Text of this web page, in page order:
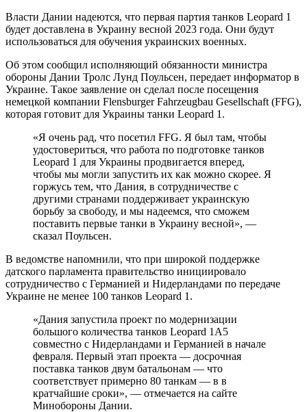
Власти Дании надеются, что первая партия танков Leopard 1
будет доставлена ​​в Украину весной 2023 года. Они будут
использоваться для обучения украинских военных.
Об этом сообщил исполняющий обязанности министра
обороны Дании Тролс Лунд Поульсен, передает информатор в
Украине. Такое заявление он сделал после посещения
немецкой компании Flensburger Fahrzeugbau Gesellschaft (FFG),
которая готовит для Украины танки Leopard 1.
«Я очень рад, что посетил FFG. Я был там, чтобы
удостовериться, что работа по подготовке танков
Leopard 1 для Украины продвигается вперед,
чтобы мы могли запустить их как можно скорее. Я
горжусь тем, что Дания, в сотрудничестве с
другими странами поддерживает украинскую
борьбу за свободу, и мы надеемся, что сможем
поставить первые танки в Украину весной», —
сказал Поульсен.
В ведомстве напомнили, что при широкой поддержке
датского парламента правительство инициировало
сотрудничество с Германией и Нидерландами по передаче
Украине не менее 100 танков Leopard 1.
«Дания запустила проект по модернизации
большого количества танков Leopard 1A5
совместно с Нидерландами и Германией в начале
февраля. Первый этап проекта — досрочная
поставка танков двум батальонам — что
соответствует примерно 80 танкам — в в
кратчайшие сроки», — отмечается на сайте
Минобороны Дании.